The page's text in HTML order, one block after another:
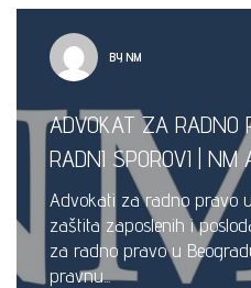
BY NM
ADVOKAT ZA RADNO
RADNI SPOROVI | NM
Advokati za radno pravo
zaštita zaposlenih i
za radno pravo u
pravnu...